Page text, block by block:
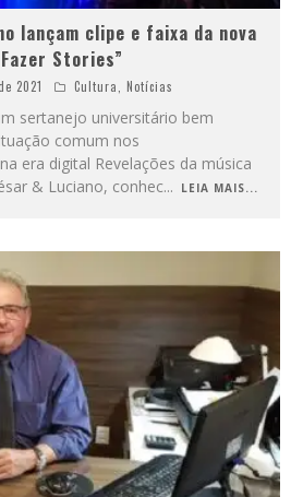
lançam clipe e faixa da nova
Stories”
2021 Cultura Notícias
sertanejo universitário bem
comum nos
era digital Revelações da música
& Luciano, conhec... LEIA MAIS...